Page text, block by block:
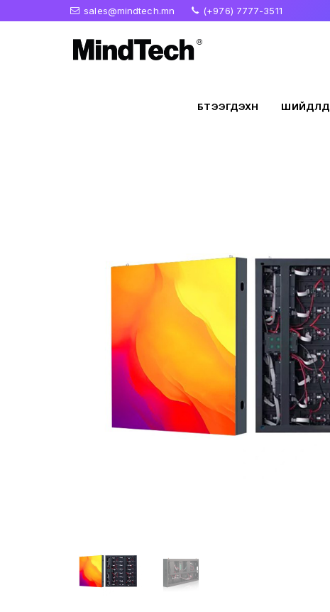
sales@mindtech.mn
(+976) 7777-3511
БҮТЭЭГДЭХҮҮН ШИЙДЛҮҮД